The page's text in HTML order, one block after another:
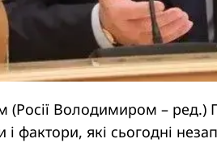
(Росії Володимиром – ред.)
і фактори, які сьогодні